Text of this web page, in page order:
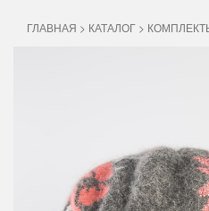
ГЛАВНАЯ > КАТАЛОГ >